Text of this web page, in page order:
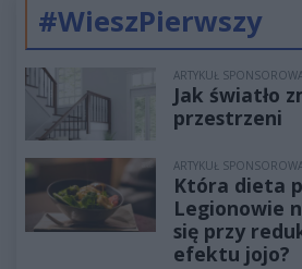
#WieszPierwszy
ARTYKUŁ
Jak światło
przestrzeni
ARTYKUŁ
Która dieta
Legionowie
się przy
efektu jojo?